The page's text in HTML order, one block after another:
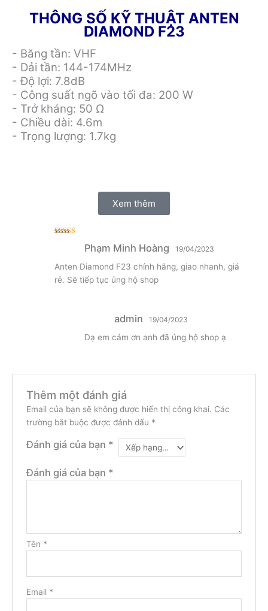
THÔNG SỐ KỸ THUẬT ANTEN
DIAMOND F23
- Băng tần: VHF
- Dải tần: 144-174MHz
- Độ lợi: 7.8dB
- Công suất ngõ vào tối đa: 200 W
- Trở kháng: 50 Ω
- Chiều dài: 4.6m
- Trọng lượng: 1.7kg
Xem thêm
5 saoPhạm Minh Hoàng 19/04/2023
Anten Diamond F23 chính hãng, giao nhanh, giá
rẻ. Sẽ tiếp tục ủng hộ shop
admin 19/04/2023
Dạ em cám ơn anh đã ủng hộ shop ạ
Thêm một đánh giá
Email của bạn sẽ không được hiển thị công khai. Các
trường bắt buộc được đánh dấu *
Đánh giá của bạn *
Đánh giá của bạn *
Tên *
Email *